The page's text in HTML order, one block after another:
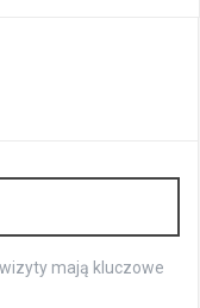
mają kluczowe